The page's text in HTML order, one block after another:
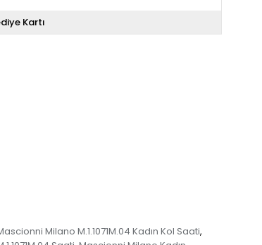
Kartı
Milano M.1.1071M.04 Kadın Kol Saati,